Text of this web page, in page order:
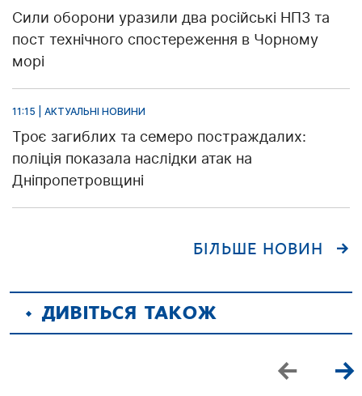
Сили оборони уразили два російські НПЗ та
пост технічного спостереження в Чорному
морі
11:15 | АКТУАЛЬНІ НОВИНИ
Троє загиблих та семеро постраждалих:
поліція показала наслідки атак на
Дніпропетровщині
БІЛЬШЕ НОВИН
ДИВІТЬСЯ ТАКОЖ